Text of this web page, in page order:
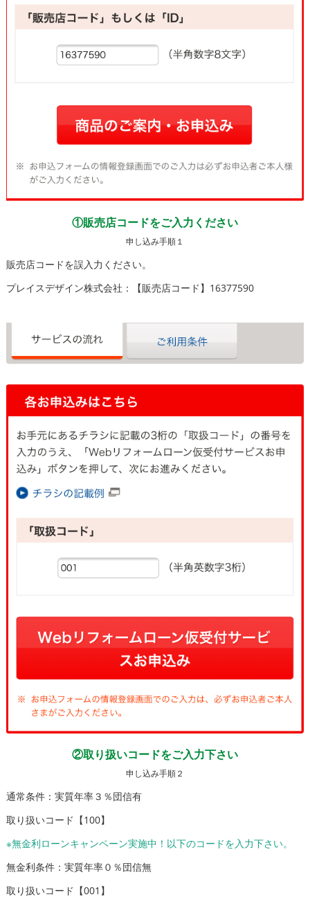
①販売店コードをご入力ください
申し込み手順１
販売店コードを誤入力ください。
プレイスデザイン株式会社：【販売店コード】16377590
②取り扱いコードをご入力下さい
申し込み手順２
通常条件：実質年率３％団信有
取り扱いコード【100】
※無金利ローンキャンペーン実施中！以下のコードを入力下さい。
無金利条件：実質年率０％団信無
取り扱いコード【001】